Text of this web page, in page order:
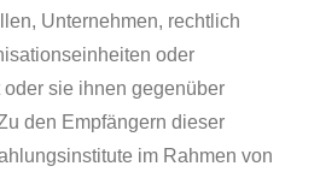
Unternehmen, rechtlich
oder
sie ihnen gegenüber
den Empfängern dieser
im Rahmen von